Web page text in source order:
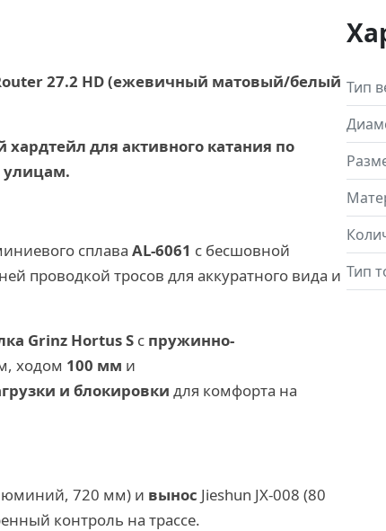
27.2 HD (ежевичный матовый/белый
для активного катания по
улицам.
сплава AL-6061 с бесшовной
проводкой тросов для аккуратного вида и
Grinz Hortus S с пружинно-
ходом 100 мм и
и блокировки для комфорта на
720 мм) и вынос Jieshun JX-008 (80
контроль на трассе.
Тип
Тип